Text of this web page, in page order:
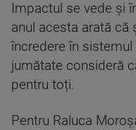
Impactul se vede și
anul acesta arată că
încredere în
jumătate consideră
pentru toți.
Pentru Raluca